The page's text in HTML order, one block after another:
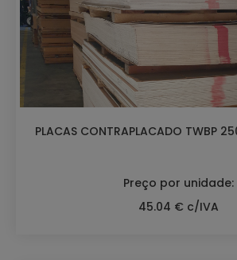
PLACAS CONTRAPLACADO TWBP
Preço por unidade:
45.04 € c/IVA